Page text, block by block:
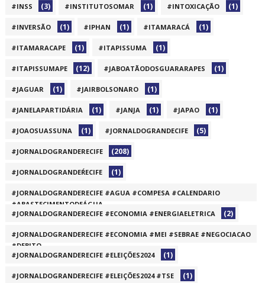
#INSS (3) #INSTITUTOSOMAR (1) #INTOXICAÇÃO (1)
#INVERSÃO (1) #IPHAN (1) #ITAMARACÁ (1)
#ITAMARACAPE (1) #ITAPISSUMA (1)
#ITAPISSUMAPE (12) #JABOATÃODOSGUARARAPES (1)
#JAGUAR (1) #JAIRBOLSONARO (1)
#JANELAPARTIDÁRIA (1) #JANJA (1) #JAPAO (1)
#JOAOSUASSUNA (1) #JORNALDOGRANDECIFE (5)
#JORNALDOGRANDERECIFE (208)
#JORNALDOGRANDEŔECIFE (1)
#JORNALDOGRANDERECIFE #AGUA #COMPESA #CALENDARIO
#ABASTECIMENTODEÁGUA
(1)
#JORNALDOGRANDERECIFE #ECONOMIA #ENERGIAELETRICA (2)
#JORNALDOGRANDERECIFE #ECONOMIA #MEI #SEBRAE #NEGOCIACAO
#DEBITO
(1)
#JORNALDOGRANDERECIFE #ELEIÇÕES2024 (1)
#JORNALDOGRANDERECIFE #ELEIÇÕES2024 #TSE (1)